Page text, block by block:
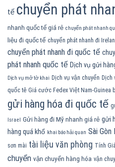
tế chuyển phát
nhanh quốc tế giá rẻ chuyển phát nhanh
liệu đi quốc tế chuyển phát nhanh đi
chuyển phát nhanh đi quốc tế
phát nhanh quốc tế Dịch vụ gửi
Dịch vụ mở tờ khai Dịch vụ vận chuyển Dịch
quốc tê Giá cước Fedex Việt Nam-Guinea
gửi hàng hóa đi quốc tế
Israel Gửi hàng đi Mỹ nhanh giá rẻ gửi
hàng quá khổ khai báo hải quan Sài Gòn
sơn mài tài liệu văn phòng Tính
chuyển vận chuyển hàng hóa vận